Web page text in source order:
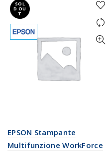
SOL
D OU
T
EPSON Stampante
Multifunzione WorkForce